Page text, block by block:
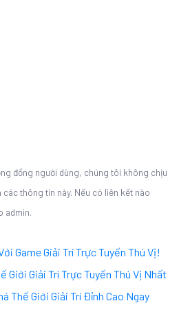
đồng người dùng, chúng tôi không chịu
thông tin này. Nếu có liên kết nào
admin.
Game Giải Trí Trực Tuyến Thú Vị!
Giới Giải Trí Trực Tuyến Thú Vị Nhất
Thế Giới Giải Trí Đỉnh Cao Ngay